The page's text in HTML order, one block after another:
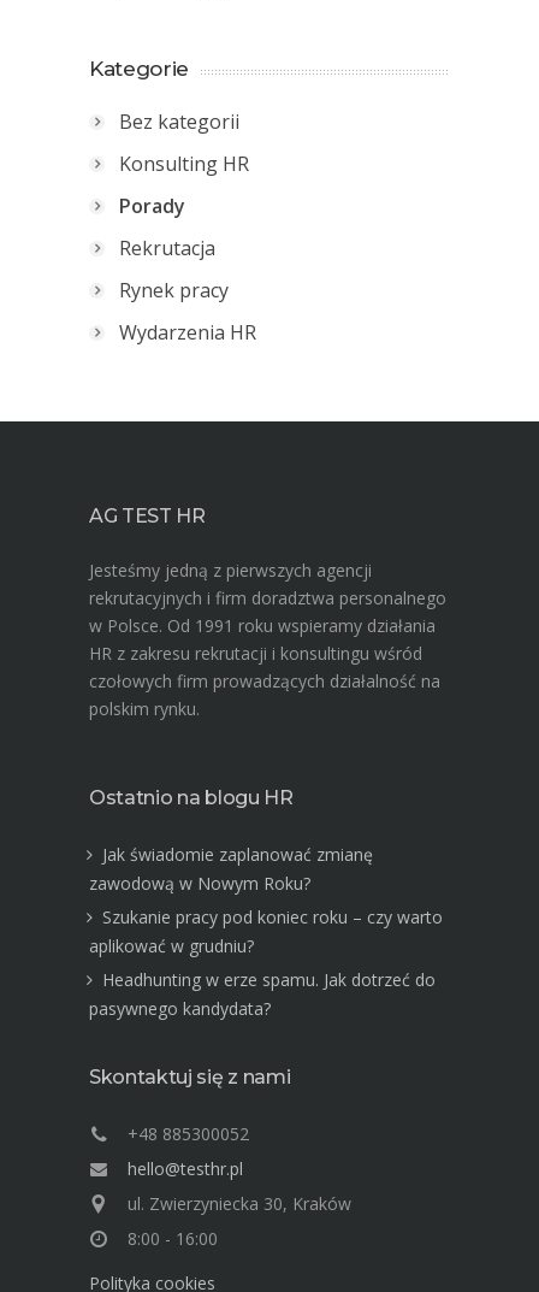
Kategorie
Bez kategorii
Konsulting HR
Porady
Rekrutacja
Rynek pracy
Wydarzenia HR
AG TEST HR
Jesteśmy jedną z pierwszych agencji
rekrutacyjnych i firm doradztwa personalnego
w Polsce. Od 1991 roku wspieramy działania
HR z zakresu rekrutacji i konsultingu wśród
czołowych firm prowadzących działalność na
polskim rynku.
Ostatnio na blogu HR
Jak świadomie zaplanować zmianę
zawodową w Nowym Roku?
Szukanie pracy pod koniec roku – czy warto
aplikować w grudniu?
Headhunting w erze spamu. Jak dotrzeć do
pasywnego kandydata?
Skontaktuj się z nami
+48 885300052
hello@testhr.pl
ul. Zwierzyniecka 30, Kraków
8:00 - 16:00
Polityka cookies